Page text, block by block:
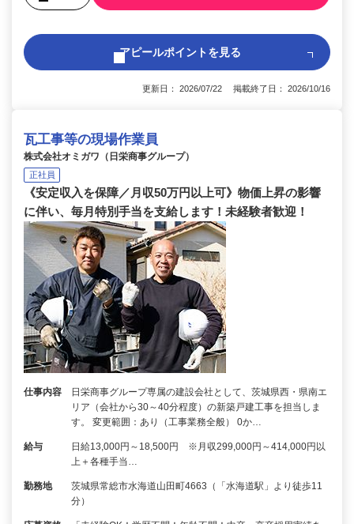
アピールポイントを見る
更新日： 2026/07/22 掲載終了日： 2026/10/16
瓦工事等の現場作業員
株式会社オミガワ（日栄商事グループ）
正社員
《安定収入を保障／月収50万円以上可》物価上昇の影響
に伴い、毎月特別手当を支給します！未経験者歓迎！
仕事内容
日栄商事グループ専属の建設会社として、茨城県西・県南エ
リア（会社から30～40分程度）の新築戸建工事を担当しま
す。 変更範囲：あり（工事業務全般） 0か…
給与
日給13,000円～18,500円 ※月収299,000円～414,000円以
上＋各種手当…
勤務地
茨城県常総市水海道山田町4663（「水海道駅」より徒歩11
分）